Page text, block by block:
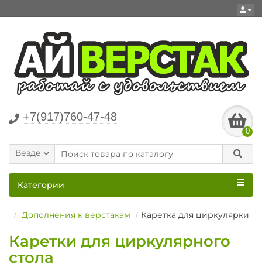
+7(917)760-47-48
0
Везде
Категории
Дополнения к верстакам Каретка для циркулярки
Каретки для циркулярного
стола